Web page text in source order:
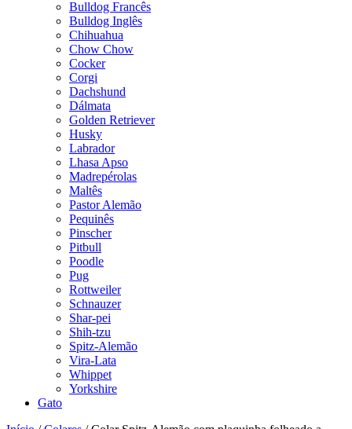
Bulldog Francês
Bulldog Inglês
Chihuahua
Chow Chow
Cocker
Corgi
Dachshund
Dálmata
Golden Retriever
Husky
Labrador
Lhasa Apso
Madrepérolas
Maltês
Pastor Alemão
Pequinês
Pinscher
Pitbull
Poodle
Pug
Rottweiler
Schnauzer
Shar-pei
Shih-tzu
Spitz-Alemão
Vira-Lata
Whippet
Yorkshire
Gato